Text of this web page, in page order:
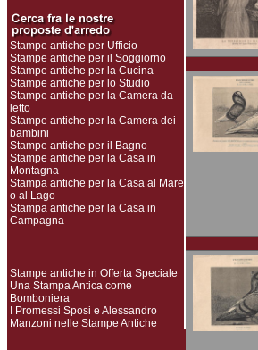
Stampe antiche per Ufficio
Stampe antiche per il Soggiorno
Stampe antiche per la Cucina
Stampe antiche per lo Studio
Stampe antiche per la Camera da
letto
Stampe antiche per la Camera dei
bambini
Stampe antiche per il Bagno
Stampe antiche per la Casa in
Montagna
Stampa antiche per la Casa al Mare
o al Lago
Stampa antiche per la Casa in
Campagna
Stampe antiche in Offerta Speciale
Una Stampa Antica come
Bomboniera
I Promessi Sposi e Alessandro
Manzoni nelle Stampe Antiche